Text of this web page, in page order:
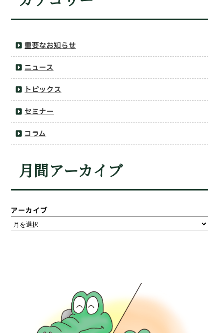
重要なお知らせ
ニュース
トピックス
セミナー
コラム
月間アーカイブ
アーカイブ